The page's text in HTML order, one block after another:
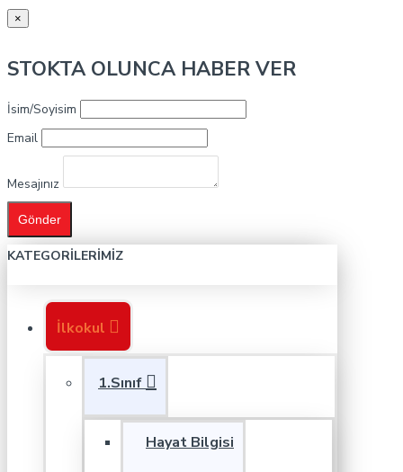
×
STOKTA OLUNCA HABER VER
İsim/Soyisim
Email
Mesajınız
Gönder
KATEGORILERIMIZ
İlkokul
1.Sınıf
Hayat Bilgisi